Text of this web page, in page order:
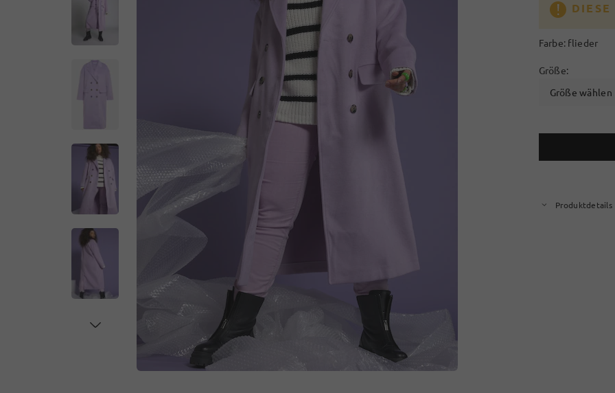
Farbe: flieder
Größe:
Größe wählen
Produktdetails